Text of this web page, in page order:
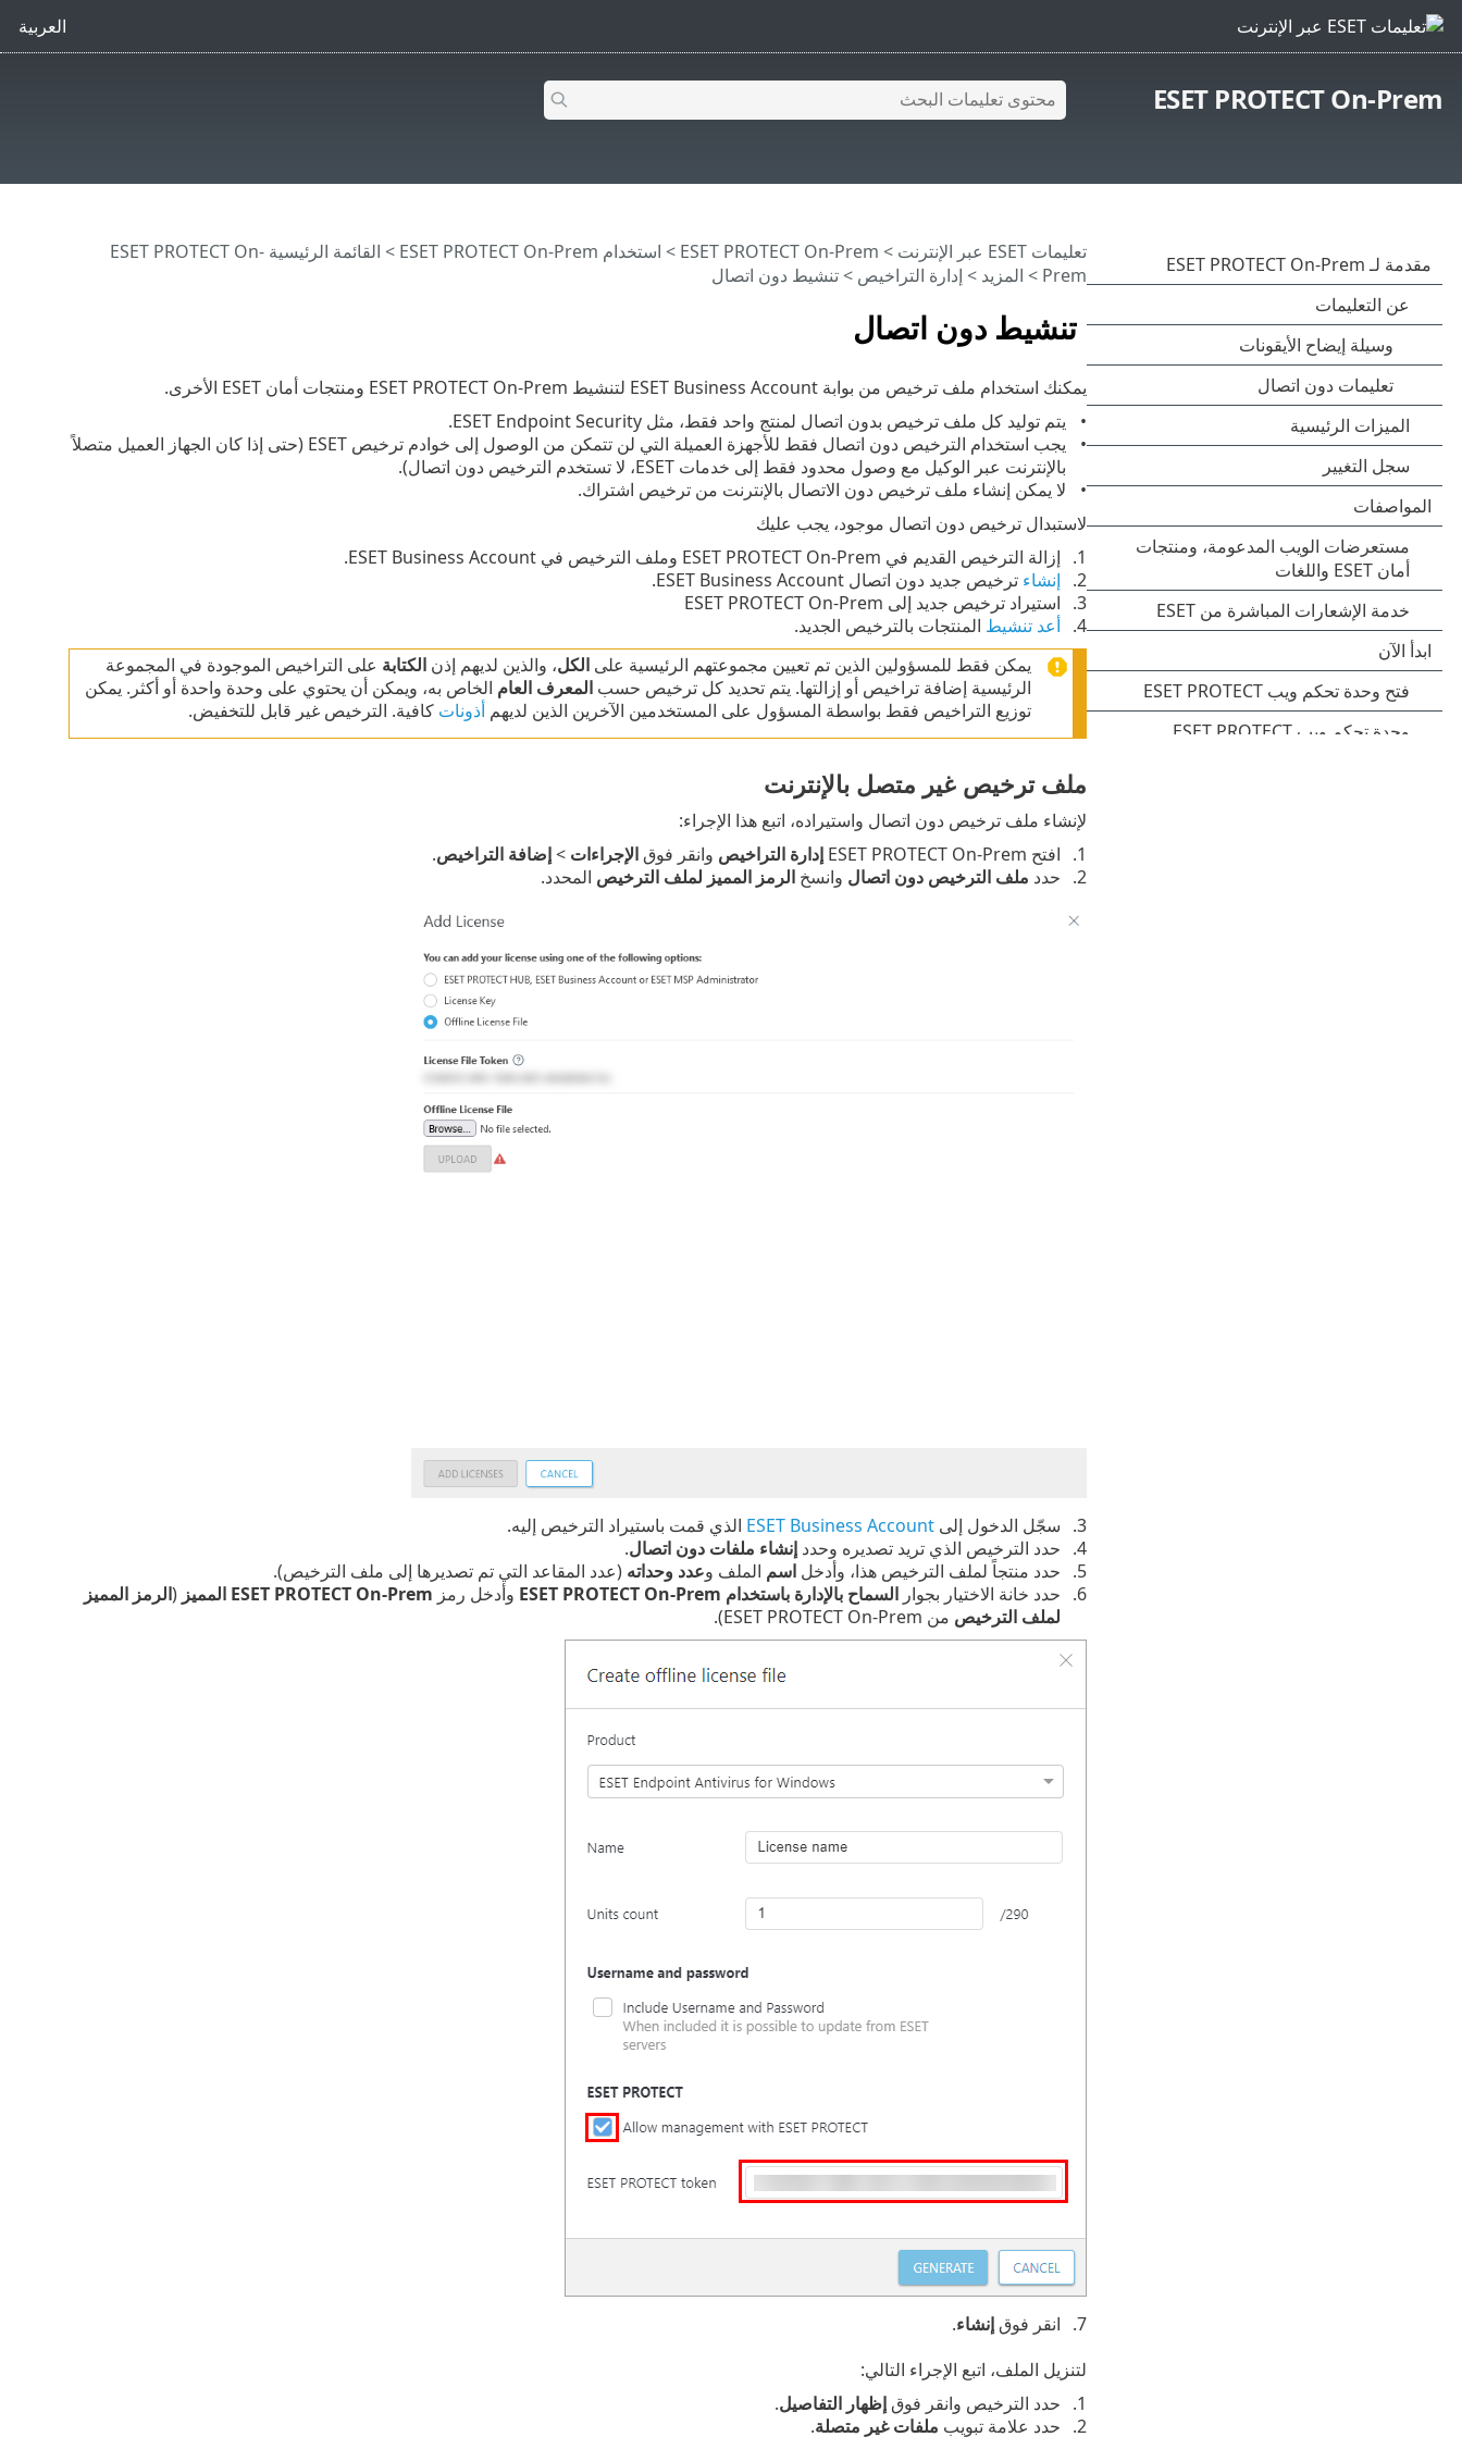
العربية
ESET PROTECT On-Prem
تنشيط دون اتصال
تعليمات ESET عبر الإنترنت >
ESET PROTECT On-Prem
> استخدام ‎ESET PROTECT On-Prem >
القائمة الرئيسية ESET PROTECT On-
Prem
> المزيد >إدارة التراخيص > تنشيط دون اتصال
يمكنك استخدام ملف ترخيص من بوابة ESET Business Account لتنشيط ESET PROTECT On-Prem ومنتجات أمان ESET الأخرى.
يتم توليد كل ملف ترخيص بدون اتصال لمنتج واحد فقط، مثل ESET Endpoint Security.
يجب استخدام الترخيص دون اتصال فقط للأجهزة العميلة التي لن تتمكن من الوصول إلى خوادم ترخيص ESET (حتى إذا كان الجهاز العميل متصلاً
بالإنترنت عبر الوكيل مع وصول محدود فقط إلى خدمات ESET، لا تستخدم الترخيص دون اتصال).
لا يمكن إنشاء ملف ترخيص دون الاتصال بالإنترنت من ترخيص اشتراك.
لاستبدال ترخيص دون اتصال موجود، يجب عليك
إزالة الترخيص القديم في ESET PROTECT On-Prem وملف الترخيص في ESET Business Account.
إنشاء ترخيص جديد دون اتصال ESET Business Account.
استيراد ترخيص جديد إلى ESET PROTECT On-Prem
أعد تنشيط المنتجات بالترخيص الجديد.
يمكن فقط للمسؤولين الذين تم تعيين مجموعتهم الرئيسية على الكل، والذين لديهم إذن الكتابة على التراخيص الموجودة في المجموعة
الرئيسية إضافة تراخيص أو إزالتها. يتم تحديد كل ترخيص حسب المعرف العام الخاص به، ويمكن أن يحتوي على وحدة واحدة أو أكثر. يمكن
توزيع التراخيص فقط بواسطة المسؤول على المستخدمين الآخرين الذين لديهم أذونات كافية. الترخيص غير قابل للتخفيض.
ملف ترخيص غير متصل بالإنترنت
لإنشاء ملف ترخيص دون اتصال واستيراده، اتبع هذا الإجراء:
افتح ESET PROTECT On-Prem
إدارة التراخيص وانقر فوقالإجراءات >إضافة التراخيص.
حدد ملف الترخيص دون اتصال وانسخ الرمز المميز لملف الترخيص المحدد.
سجّل الدخول إلى ESET Business Account الذي قمت باستيراد الترخيص إليه.
حدد الترخيص الذي تريد تصديره وحدد إنشاء ملفات دون اتصال.
حدد منتجاً لملف الترخيص هذا، وأدخل اسم الملف وعدد وحداته (عدد المقاعد التي تم تصديرها إلى ملف الترخيص).
حدد خانة الاختيار بجوار السماح بالإدارة باستخدام ESET PROTECT On-Prem وأدخل رمز ESET PROTECT On-Prem المميز (الرمز المميز
لملف الترخيص من ESET PROTECT On-Prem).
انقر فوقإنشاء.
لتنزيل الملف، اتبع الإجراء التالي:
حدد الترخيص وانقر فوقإظهار التفاصيل.
حدد علامة تبويب ملفات غير متصلة.